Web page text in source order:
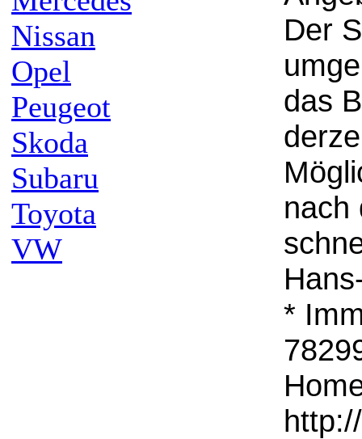
Nissan
Opel
Peugeot
Skoda
Subaru
Toyota
VW
Der
das
nach
*